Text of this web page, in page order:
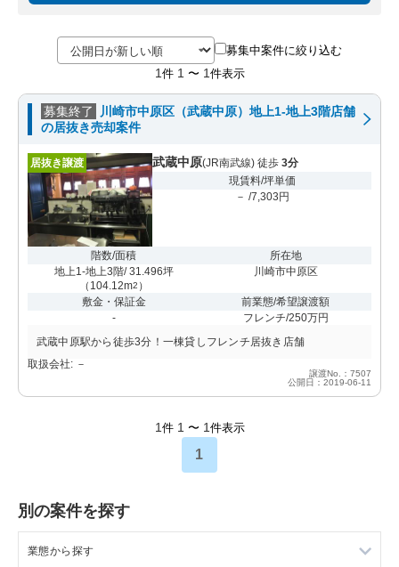
募集中案件に絞り込む
1 件 1 〜 1 件表示
募集終了
川崎市中原区（武蔵中原）地上1-地上3階店舗
の居抜き売却案件
居抜き譲渡 武蔵中原(JR南武線) 徒歩 3分
現賃料/坪単価
－ /7,303円
階数/面積
地上1-地上3階/ 31.496坪
（ 104.12m2 ）
所在地
川崎市中原区
敷金・保証金
-
前業態/希望譲渡額
フレンチ/250万円
武蔵中原駅から徒歩3分！一棟貸しフレンチ居抜き店舗
取扱会社: －
譲渡No.：7507
公開日：2019-06-11
1 件 1 〜 1 件表示
1
別の案件を探す
業態から探す